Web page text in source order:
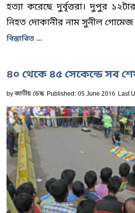
হত্যা করেছে দুর্বৃত্তরা। দুপুর
নিহত দোকানীর নাম সুনীল
বিস্তারিত ...
৪০ থেকে ৪৫ সেকেন্ডে সব
byজাতীয় ডেস্ক Published: 05 June 2016 Last